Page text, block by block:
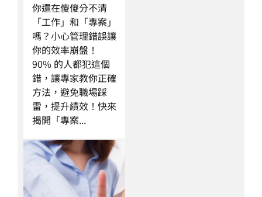
你還在傻傻分不清
「工作」和「專案」
嗎？小心管理錯誤讓
你的效率崩盤！
90% 的人都犯這個
錯，讓專家教你正確
方法，避免職場踩
雷，提升績效！快來
揭開「專案...